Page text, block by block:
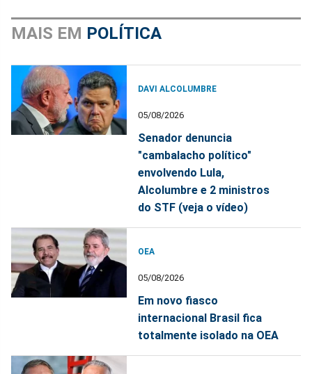
MAIS EM POLÍTICA
DAVI ALCOLUMBRE
05/08/2026
Senador denuncia
"cambalacho político"
envolvendo Lula,
Alcolumbre e 2 ministros
do STF (veja o vídeo)
OEA
05/08/2026
Em novo fiasco
internacional Brasil fica
totalmente isolado na OEA